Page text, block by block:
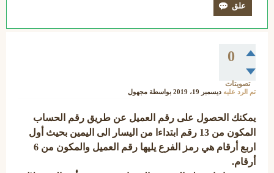
0
تصويتات
تم الرد عليه ديسمبر 19، 2019 بواسطة مجهول
يمكنك الحصول على رقم العميل عن طريق رقم الحساب
المكون من 13 رقم ابتداءا من اليسار الى اليمين بحيث أول
اربع أرقام هي رمز الفرع يليها رقم العميل والمكون من 6
أرقام.